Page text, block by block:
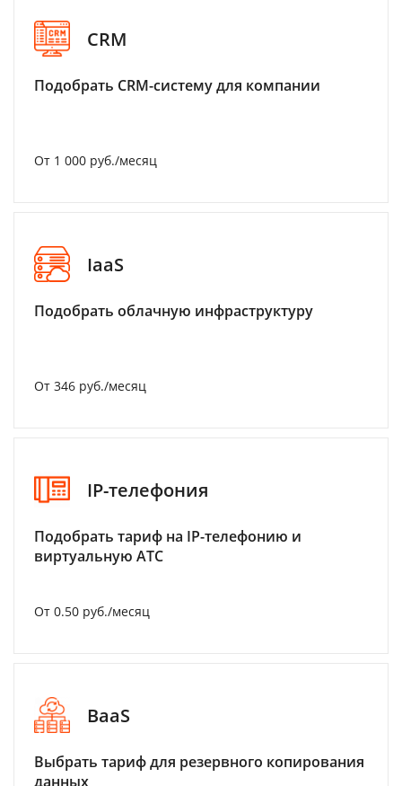
CRM
Подобрать CRM-систему для компании
От 1 000 руб./месяц
IaaS
Подобрать облачную инфраструктуру
От 346 руб./месяц
IP-телефония
Подобрать тариф на IP-телефонию и
виртуальную АТС
От 0.50 руб./месяц
BaaS
Выбрать тариф для резервного копирования
данных